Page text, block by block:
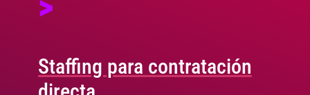
Staffing para contratación